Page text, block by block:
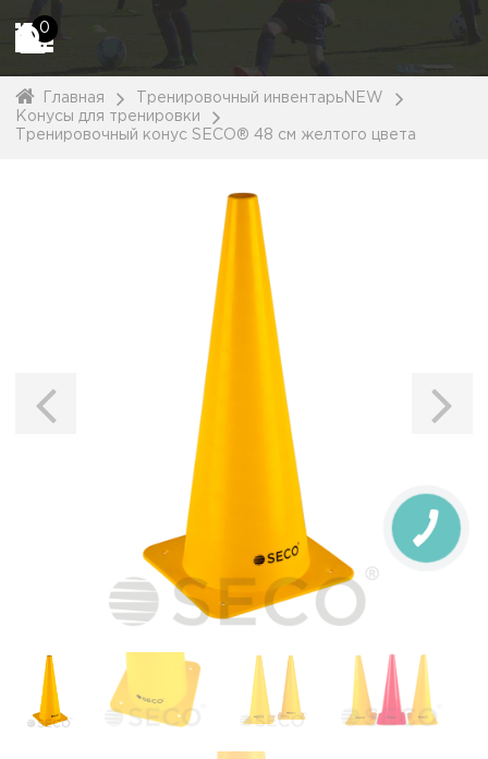
0
Главная
Тренировочный инвентарьNEW
Конусы для тренировки
Тренировочный конус SECO® 48 см желтого цвета